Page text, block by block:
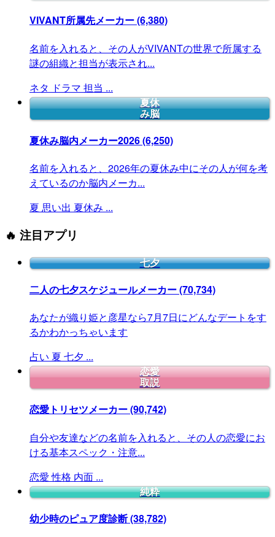
VIVANT所属先メーカー(6,380)
名前を入れると、その人がVIVANTの世界で所属する
謎の組織と担当が表示され...
ネタ ドラマ 担当 ...
夏休
み脳
夏休み脳内メーカー2026(6,250)
名前を入れると、2026年の夏休み中にその人が何を考
えているのか脳内メーカ...
夏 思い出 夏休み ...
🔥 注目アプリ
七夕
二人の七夕スケジュールメーカー(70,734)
あなたが織り姫と彦星なら7月7日にどんなデートをす
るかわかっちゃいます
占い 夏 七夕 ...
恋愛
取説
恋愛トリセツメーカー(90,742)
自分や友達などの名前を入れると、その人の恋愛にお
ける基本スペック・注意...
恋愛 性格 内面 ...
純粋
幼少時のピュア度診断(38,782)